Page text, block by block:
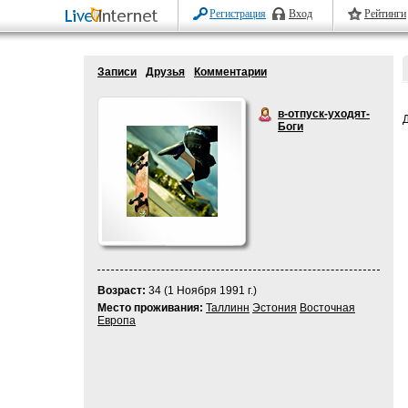
Регистрация Вход Рейтинги
Записи Друзья Комментарии
в-отпуск-уходят-
Боги
Возраст: 34 (1 Ноября 1991 г.)
Место проживания: Таллинн Эстония Восточная
Европа